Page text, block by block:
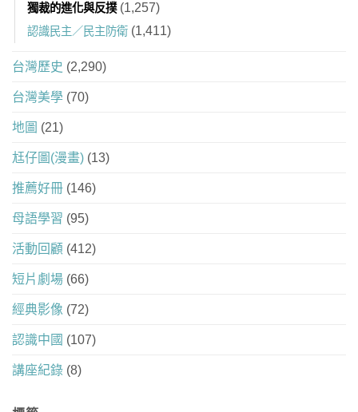
獨裁的進化與反撲(1,257)
認識民主／民主防衛 (1,411)
台灣歷史 (2,290)
台灣美學 (70)
地圖 (21)
尪仔圖(漫畫) (13)
推薦好冊 (146)
母語學習 (95)
活動回顧 (412)
短片劇場 (66)
經典影像 (72)
認識中國 (107)
講座紀錄 (8)